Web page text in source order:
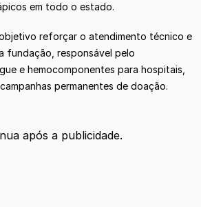
em todo o estado.
reforçar o atendimento técnico e
fundação, responsável pelo
e hemocomponentes para hospitais,
permanentes de doação.
após a publicidade.